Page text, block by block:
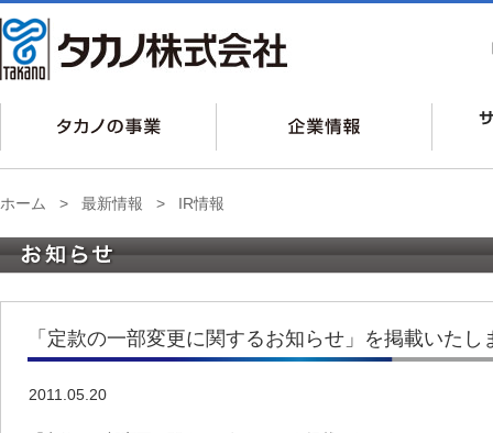
ホーム > 最新情報 > IR情報
「定款の一部変更に関するお知らせ」を掲載いたし
2011.05.20